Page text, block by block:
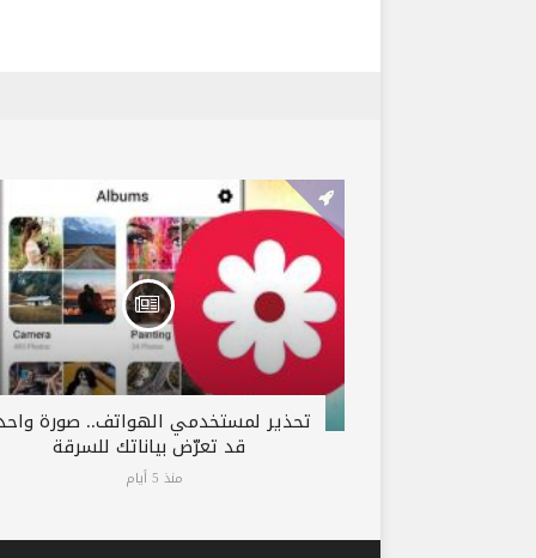
تحذير لمستخدمي الهواتف.. صورة
قد تعرّض بياناتك للسرقة
منذ 5 أيام